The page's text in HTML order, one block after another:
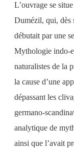
L’ouvrage se
Dumézil, qui, dès
débutait par une
Mythologie indo-
naturalistes de la
la cause d’une
dépassant les
germano-
analytique de
ainsi que l’avait